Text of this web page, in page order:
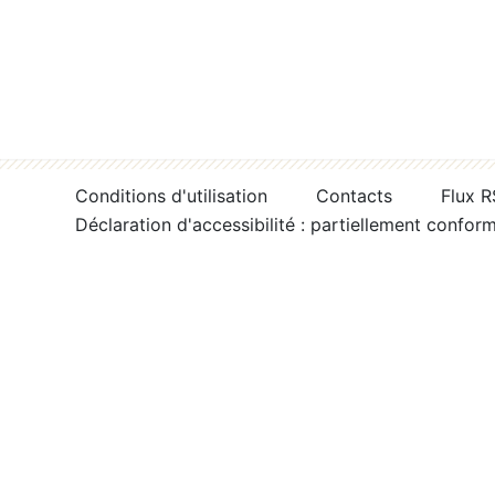
Conditions d'utilisation Contacts
Flux
Déclaration d'accessibilité : partiellement